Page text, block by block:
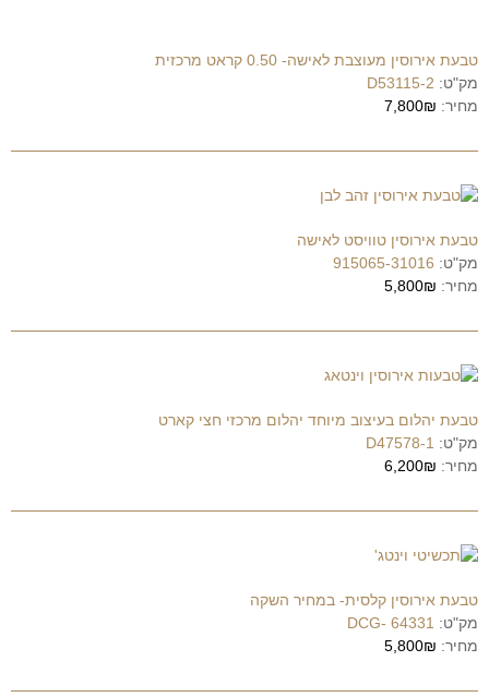
טבעת אירוסין מעוצבת לאישה- 0.50 קראט מרכזית
מק"ט: D53115-2
מחיר: 7,800₪
טבעת אירוסין טוויסט לאישה
מק"ט: 915065-31016
מחיר: 5,800₪
טבעת יהלום בעיצוב מיוחד יהלום מרכזי חצי קארט
מק"ט: D47578-1
מחיר: 6,200₪
טבעת אירוסין קלסית- במחיר השקה
מק"ט: DCG- 64331
מחיר: 5,800₪